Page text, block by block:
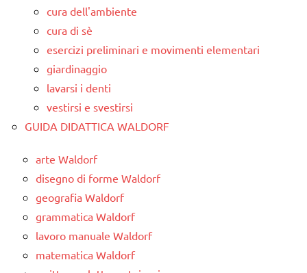
cura dell'ambiente
cura di sè
esercizi preliminari e movimenti elementari
giardinaggio
lavarsi i denti
vestirsi e svestirsi
GUIDA DIDATTICA WALDORF
arte Waldorf
disegno di forme Waldorf
geografia Waldorf
grammatica Waldorf
lavoro manuale Waldorf
matematica Waldorf